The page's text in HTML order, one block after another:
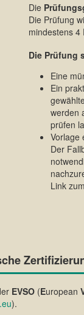
Die
Die Prüfung
mindestens 4
Die Prüfung
Eine
Ein
werden
prüfen
Vorlage
Der
Link
EVSO (European
).